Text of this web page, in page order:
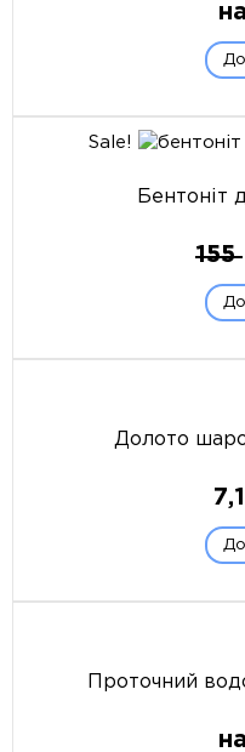
Sale!
Бентоніт
155
Долото
Проточний